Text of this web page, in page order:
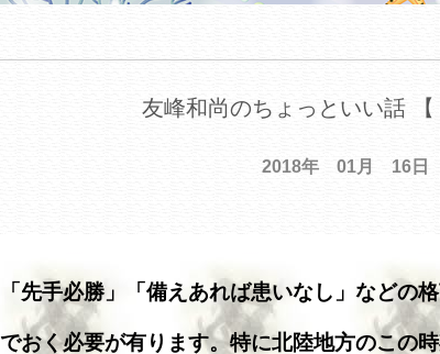
友峰和尚のちょっといい話 【
2018年 01月 16日
「先手必勝」「備えあれば患いなし」などの
でおく必要が有ります。特に北陸地方のこの